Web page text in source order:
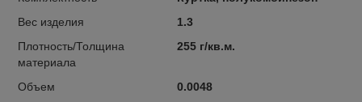
Вес изделия
1.3
Плотность/Толщина
материала
255 г/кв.м.
Объем 0.0048